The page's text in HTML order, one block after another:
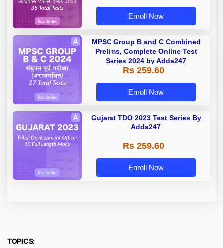
Enroll Now
MPSC Group B and C Combined
Prelims, Complete Online Test
Series 2024 by Adda247
Rs 259.60
Enroll Now
Gujarat TDO 2023 Test Series By
Adda247
Rs 259.60
Enroll Now
TOPICS: